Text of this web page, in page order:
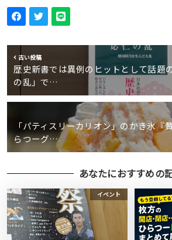
古い投稿
歴史新書では異例のヒットとして話題
の乱」で…
「パティスリーカリオン」のかき氷『
らつーグ…
あなたにおすすめの
イベント